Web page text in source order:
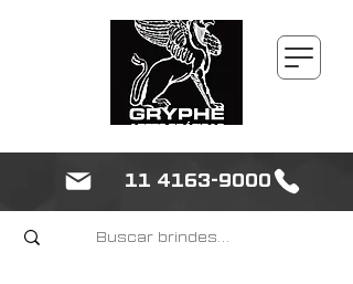
11 4163-9000